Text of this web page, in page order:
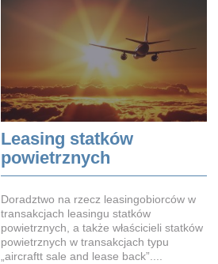
Leasing statków
powietrznych
Doradztwo na rzecz leasingobiorców w
transakcjach leasingu statków
powietrznych, a także właścicieli statków
powietrznych w transakcjach typu
„aircraftt sale and lease back”....